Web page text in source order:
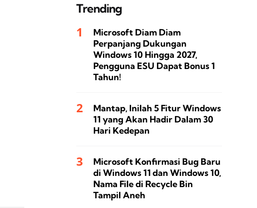
Trending
Microsoft Diam Diam
Perpanjang Dukungan
Windows 10 Hingga 2027,
Pengguna ESU Dapat Bonus 1
Tahun!
Mantap, Inilah 5 Fitur Windows
11 yang Akan Hadir Dalam 30
Hari Kedepan
Microsoft Konfirmasi Bug Baru
di Windows 11 dan Windows 10,
Nama File di Recycle Bin
Tampil Aneh